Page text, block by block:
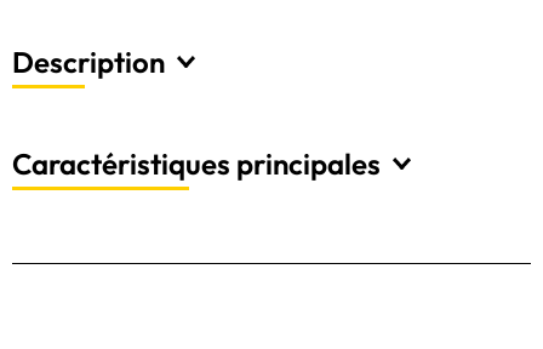
Description
Caractéristiques principales